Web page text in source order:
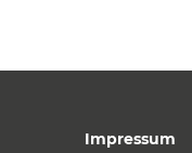
Impressum